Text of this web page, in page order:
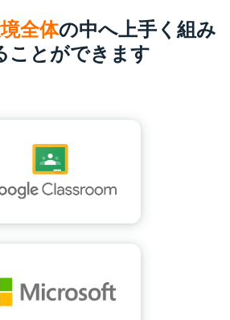
全体の中へ上手く組み
ことができます